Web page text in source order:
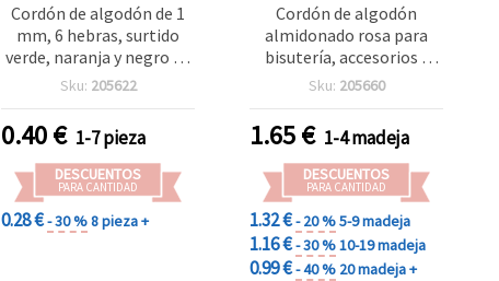
Cordón de algodón de 1
mm, 6 hebras, surtido
verde, naranja y negro - 2
metros para
Sku: 205622
0.40€ 1-7 pieza
DESCUENTOS
PARA CANTIDAD
0.28 €- 30 %8 pieza +
Cordón de algodón
almidonado rosa para
bisutería, accesorios y
manualidades, 0,8 mm,
Sku: 205660
1.65€ 1-4 madeja
DESCUENTOS
PARA CANTIDAD
1.32 €- 20 %5-9 madeja
1.16 €- 30 %10-19 madeja
0.99 €- 40 % 20 madeja +